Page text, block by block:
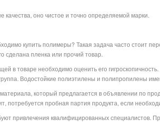
качества, оно чистое и точно определяемой марки.
купить полимеры? Такая задача часто стоит
сделана пленка или прочий товар.
в товаре необходимо оценить его
Водостойкие полиэтилены и полипропилены
который предлагается в объявлении по
потребуется пробная партия продукта, если
привлечения квалифицированных специалистов.